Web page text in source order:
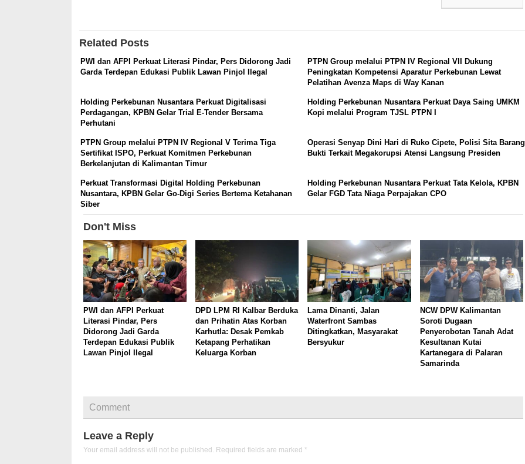
Related Posts
PWI dan AFPI Perkuat Literasi Pindar, Pers Didorong Jadi
Garda Terdepan Edukasi Publik Lawan Pinjol Ilegal
PTPN Group melalui PTPN IV Regional VII Dukung
Peningkatan Kompetensi Aparatur Perkebunan Lewat
Pelatihan Avenza Maps di Way Kanan
Holding Perkebunan Nusantara Perkuat Digitalisasi
Perdagangan, KPBN Gelar Trial E-Tender Bersama
Perhutani
Holding Perkebunan Nusantara Perkuat Daya Saing UMKM
Kopi melalui Program TJSL PTPN I
PTPN Group melalui PTPN IV Regional V Terima Tiga
Sertifikat ISPO, Perkuat Komitmen Perkebunan
Berkelanjutan di Kalimantan Timur
Operasi Senyap Dini Hari di Ruko Cipete, Polisi Sita Barang
Bukti Terkait Megakorupsi Atensi Langsung Presiden
Perkuat Transformasi Digital Holding Perkebunan
Nusantara, KPBN Gelar Go-Digi Series Bertema Ketahanan
Siber
Holding Perkebunan Nusantara Perkuat Tata Kelola, KPBN
Gelar FGD Tata Niaga Perpajakan CPO
Don't Miss
PWI dan AFPI Perkuat
Literasi Pindar, Pers
Didorong Jadi Garda
Terdepan Edukasi Publik
Lawan Pinjol Ilegal
DPD LPM RI Kalbar Berduka
dan Prihatin Atas Korban
Karhutla: Desak Pemkab
Ketapang Perhatikan
Keluarga Korban
Lama Dinanti, Jalan
Waterfront Sambas
Ditingkatkan, Masyarakat
Bersyukur
NCW DPW Kalimantan
Soroti Dugaan
Penyerobotan Tanah Adat
Kesultanan Kutai
Kartanegara di Palaran
Samarinda
Comment
Leave a Reply
Your email address will not be published. Required fields are marked *